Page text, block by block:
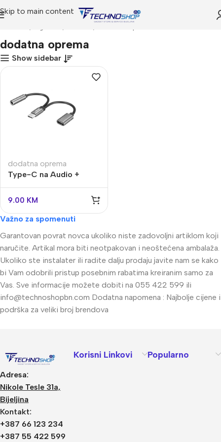
Skip to main content
dodatna oprema
Show sidebar
dodatna oprema
Type-C na Audio +
Type-C
9.00 KM
Važno za spomenuti
Garantovan povrat novca ukoliko niste zadovoljni artiklom koji
naručite. Artikal mora biti neotpakovan i neoštećena ambalaža.
Ukoliko ste instalater ili radite dalju prodaju javite nam se kako
bi Vam odobrili pristup posebnim rabatima kreiranim samo za
Vas. Sve informacije možete dobiti na 055 422 599 ili
info@technoshopbn.com Dodatna napomena : Najbolje cijene i
podrška za veliki broj brendova
Adresa:
Nikole Tesle 31a,
Bijeljina
Kontakt:
+387 66 123 234
+387 55 422 599
Korisni Linkovi Popularno